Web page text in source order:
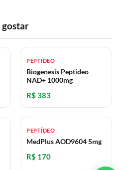
gostar
PEPTÍDEO
Biogenesis Peptídeo
NAD+ 1000mg
R$ 383
PEPTÍDEO
MedPlus AOD9604 5mg
R$ 170